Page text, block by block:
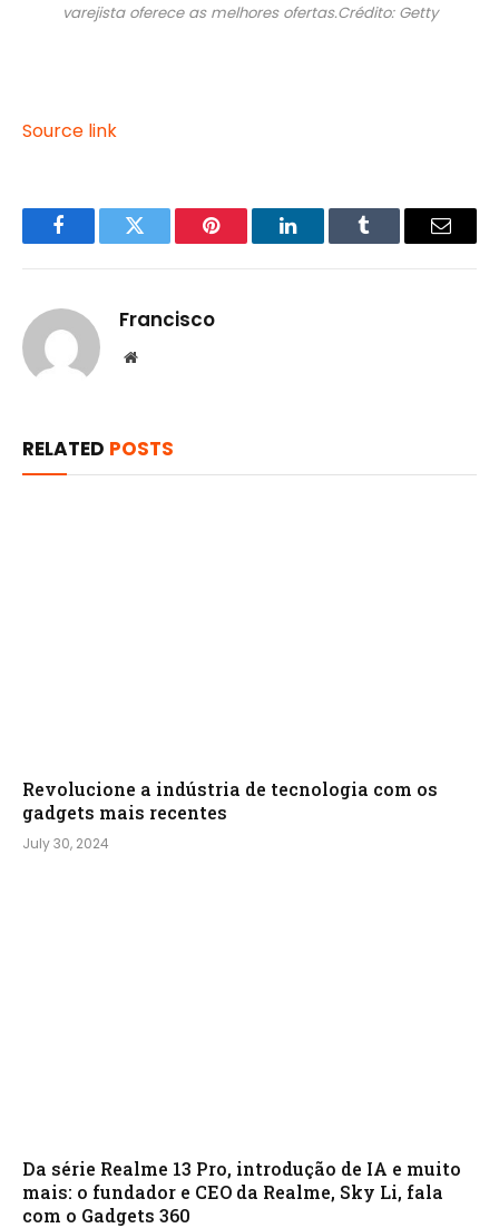
varejista oferece as melhores ofertas.Crédito: Getty
Source link
FacebookTwitter Pinterest LinkedInTumblr Email
Francisco
Website
RELATED POSTS
Revolucione a indústria de tecnologia com os
gadgets mais recentes
July 30, 2024
Da série Realme 13 Pro, introdução de IA e muito
mais: o fundador e CEO da Realme, Sky Li, fala
com o Gadgets 360